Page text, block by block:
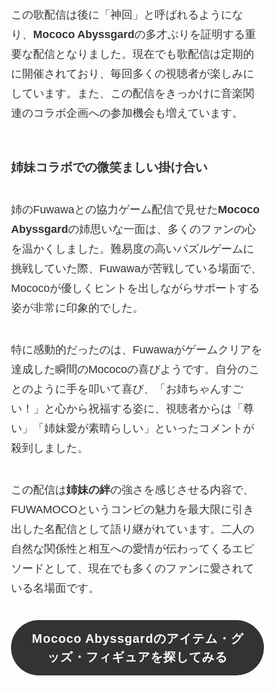
この歌配信は後に「神回」と呼ばれるようにな
り、 Mococo Abyssgardの多才ぶりを証明する重
要な配信となりました。現在でも歌配信は定期的
に開催されており、毎回多くの視聴者が楽しみに
しています。また、この配信をきっかけに音楽関
連のコラボ企画への参加機会も増えています。
姉妹コラボでの微笑ましい掛け合い
姉のFuwawaとの協力ゲーム配信で見せたMococo
Abyssgardの姉思いな一面は、多くのファンの心
を温かくしました。難易度の高いパズルゲームに
挑戦していた際、Fuwawaが苦戦している場面で、
Mococoが優しくヒントを出しながらサポートする
姿が非常に印象的でした。
特に感動的だったのは、Fuwawaがゲームクリアを
達成した瞬間のMococoの喜びようです。自分のこ
とのように手を叩いて喜び、「お姉ちゃんすご
い！」と心から祝福する姿に、視聴者からは「尊
い」「姉妹愛が素晴らしい」といったコメントが
殺到しました。
この配信は姉妹の絆の強さを感じさせる内容で、
FUWAMOCOというコンビの魅力を最大限に引き
出した名配信として語り継がれています。二人の
自然な関係性と相互への愛情が伝わってくるエピ
ソードとして、現在でも多くのファンに愛されて
いる名場面です。
Mococo Abyssgardのアイテム・グ
ッズ・フィギュアを探してみる